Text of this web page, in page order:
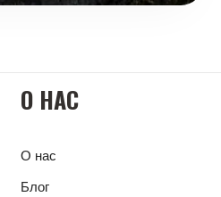
О НАС
О нас
Блог